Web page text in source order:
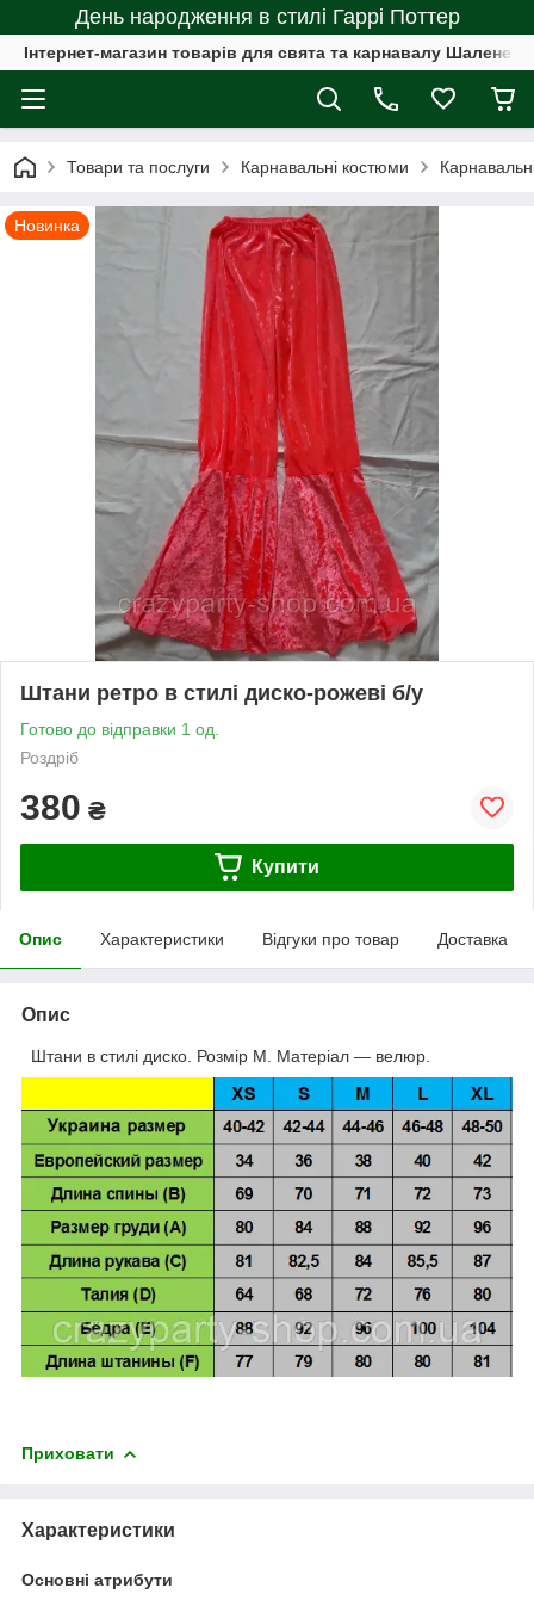
День народження в стилі Гаррі Поттер
Інтернет-магазин товарів для свята та карнавалу Шалене
Товари та послуги Карнавальні костюми
Новинка
Штани ретро в стилі диско-рожеві б/у
Готово до відправки 1 од.
Роздріб
380 ₴
Купити
Опис Характеристики Відгуки про товар Доставка
Опис
Штани в стилі диско. Розмір М. Матеріал — велюр.
Приховати
Характеристики
Основні атрибути